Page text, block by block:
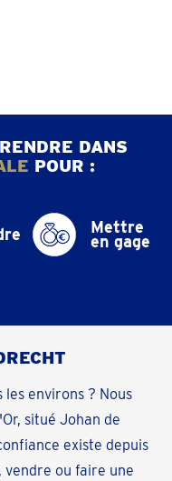
DANS
POUR :
Mettre
en gage
environs ? Nous
situé Johan de
existe depuis
vendre ou faire une